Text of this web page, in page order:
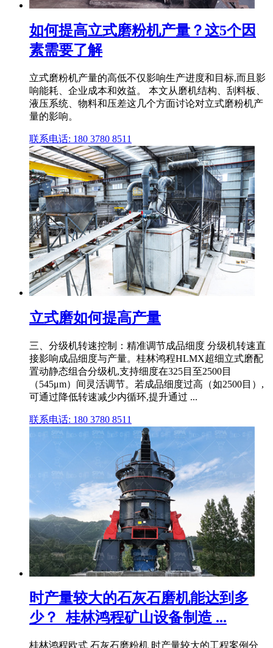
如何提高立式磨粉机产量？这5个因
素需要了解
立式磨粉机产量的高低不仅影响生产进度和目标,而且影
响能耗、企业成本和效益。 本文从磨机结构、刮料板、
液压系统、物料和压差这几个方面讨论对立式磨粉机产
量的影响。
联系电话: 180 3780 8511
立式磨如何提高产量
三、分级机转速控制：精准调节成品细度 分级机转速直
接影响成品细度与产量。桂林鸿程HLMX超细立式磨配
置动静态组合分级机,支持细度在325目至2500目
（545μm）间灵活调节。若成品细度过高（如2500目）,
可通过降低转速减少内循环,提升通过 ...
联系电话: 180 3780 8511
时产量较大的石灰石磨机能达到多
少？_桂林鸿程矿山设备制造 ...
桂林鸿程欧式 石灰石磨粉机 时产量较大的工程案例分